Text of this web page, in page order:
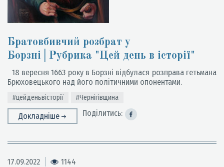
Братовбивчий розбрат у
Борзні│Рубрика "Цей день в історії"
18 вересня 1663 року в Борзні відбулася розправа гетьмана
Брюховецького над його політичними опонентами.
#цейденьвісторії #Чернігівщина
Докладніше Поділитись:
17.09.2022 1144